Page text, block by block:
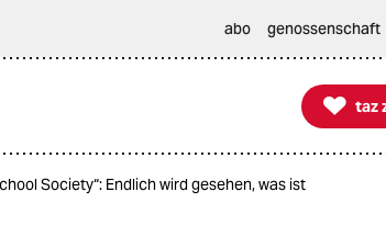
abo genossenschaft

taz zahl
taz
Society“: Endlich wird gesehen, was ist